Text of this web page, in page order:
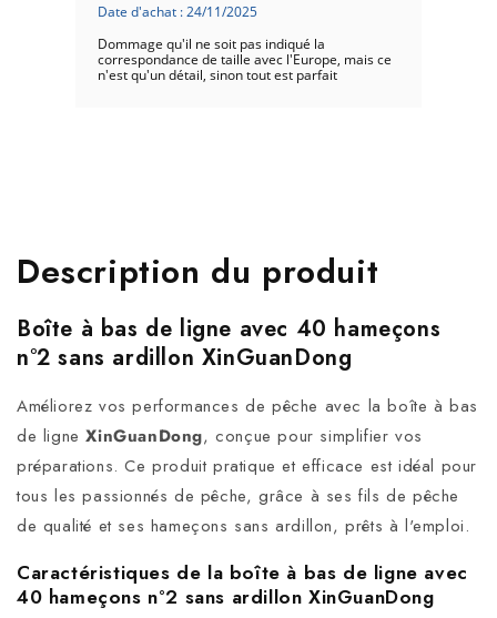
Date d'achat : 24/11/2025
Dommage qu'il ne soit pas indiqué la
correspondance de taille avec l'Europe, mais ce
n'est qu'un détail, sinon tout est parfait
Jean-Pierre P. Publié le 01/08/2025 à 16:54.
Date d'achat : 24/07/2025
Publié le 18/07/2025 à 23:45.
Date d'achat : 05/07/2025
Bas de ligne de bonne qualité
Enrique F. Publié le 19/04/2025 à 17:04.
Description du produit
Boîte à bas de ligne avec 40 hameçons
n°2 sans ardillon XinGuanDong
Améliorez vos performances de pêche avec la boîte à bas
de ligneXinGuanDong, conçue pour simplifier vos
préparations. Ce produit pratique et efficace est idéal pour
tous les passionnés de pêche, grâce à ses fils de pêche
de qualité et ses hameçons sans ardillon, prêts à l'emploi.
Caractéristiques de la boîte à bas de ligne avec
40 hameçons n°2 sans ardillon XinGuanDong